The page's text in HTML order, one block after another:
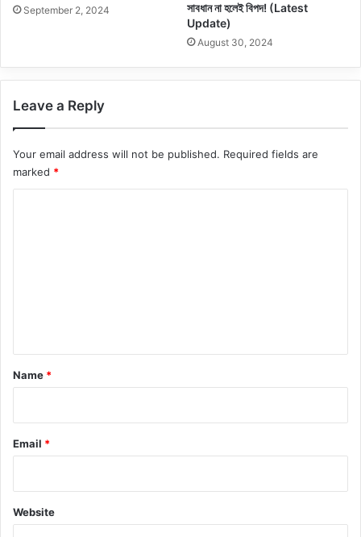
September 2, 2024
সাবধান না হলেই বিপদ! (Latest
Update)
August 30, 2024
Leave a Reply
Your email address will not be published. Required fields are
marked *
*
Name *
Email *
Website